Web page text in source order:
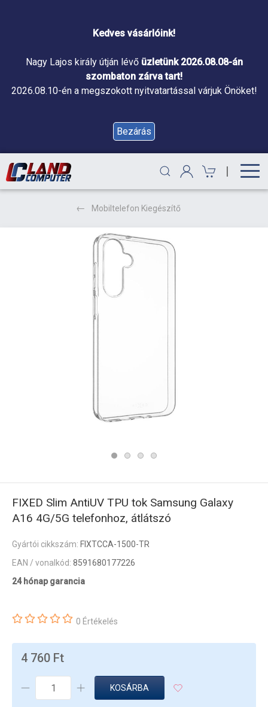
Kedves vásárlóink!
Nagy Lajos király útján lévő üzletünk 2026.08.08-án
szombaton zárva tart!
2026.08.10-én a megszokott nyitvatartással várjuk Önöket!
Bezárás
|
Mobiltelefon Kiegészítő
FIXED Slim AntiUV TPU tok Samsung Galaxy
A16 4G/5G telefonhoz, átlátszó
Gyártói cikkszám: FIXTCCA-1500-TR
EAN / vonalkód: 8591680177226
24 hónap garancia
0 Értékelés
4 760 Ft
KOSÁRBA